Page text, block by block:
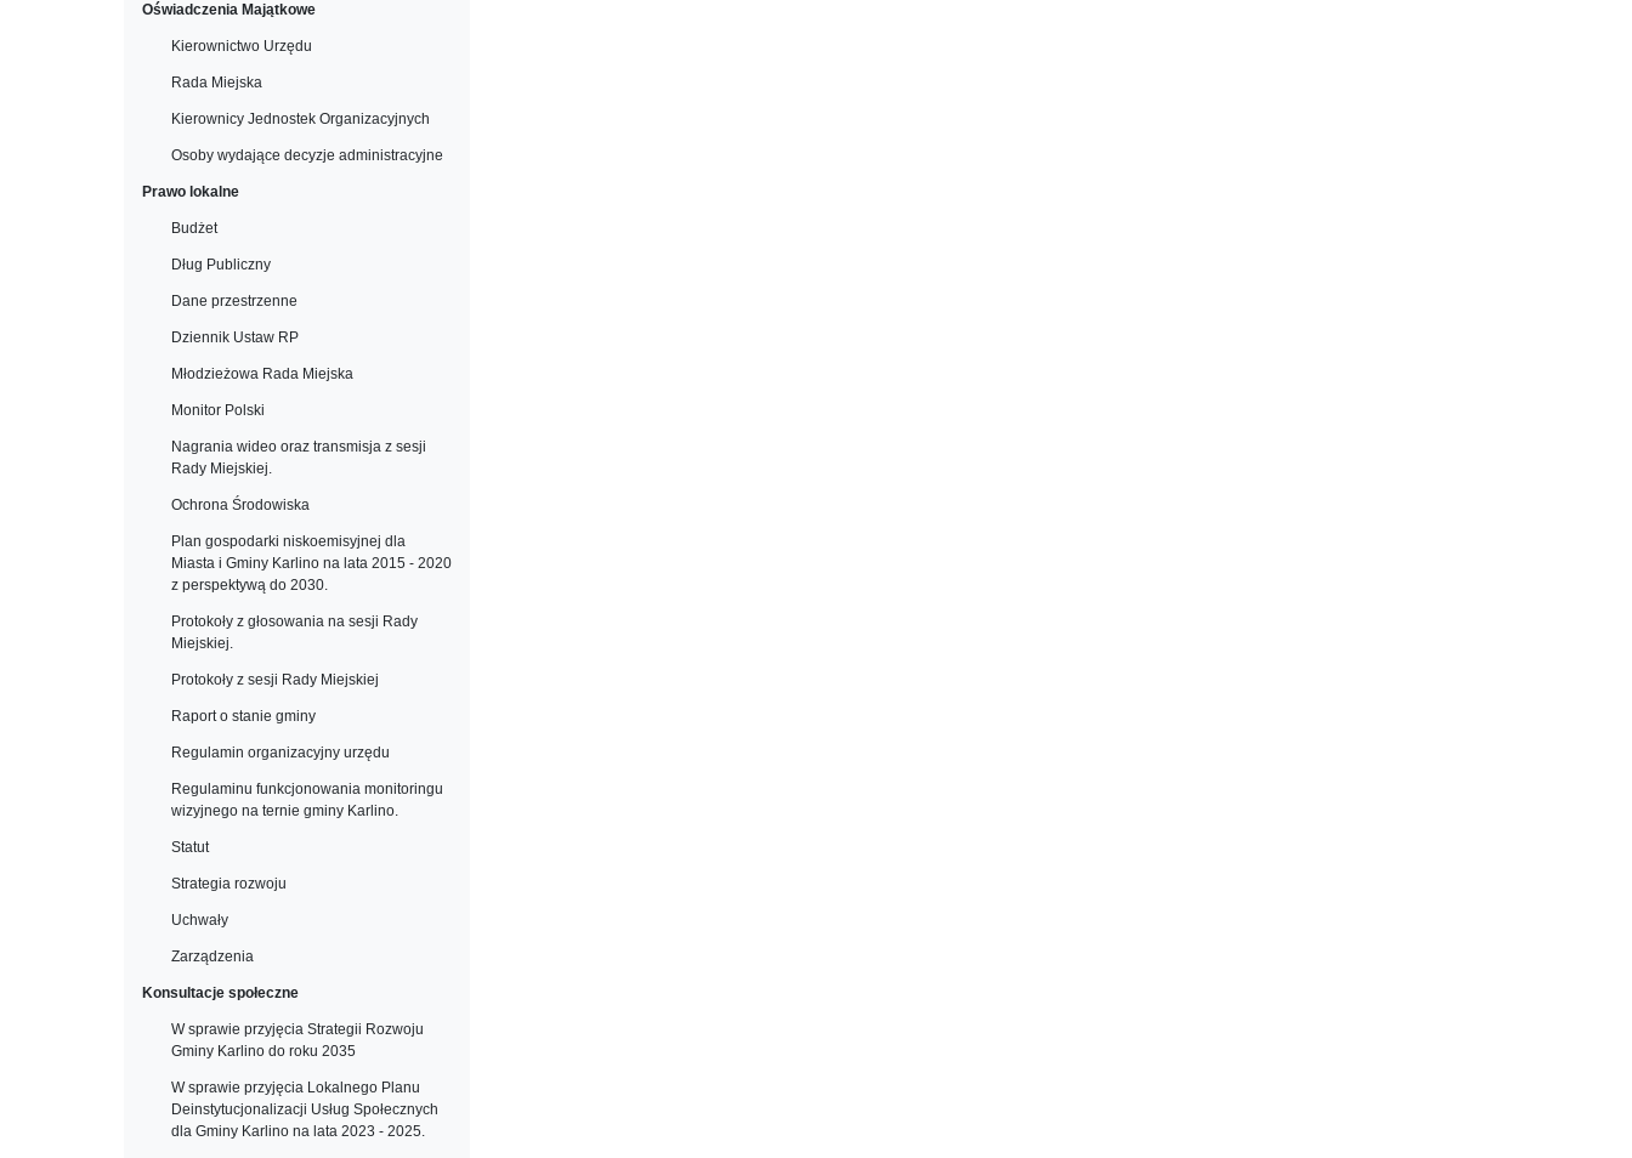
Oświadczenia Majątkowe
Kierownictwo Urzędu
Rada Miejska
Kierownicy Jednostek Organizacyjnych
Osoby wydające decyzje administracyjne
Prawo lokalne
Budżet
Dług Publiczny
Dane przestrzenne
Dziennik Ustaw RP
Młodzieżowa Rada Miejska
Monitor Polski
Nagrania wideo oraz transmisja z sesji
Rady Miejskiej.
Ochrona Środowiska
Plan gospodarki niskoemisyjnej dla
Miasta i Gminy Karlino na lata 2015 - 2020
z perspektywą do 2030.
Protokoły z głosowania na sesji Rady
Miejskiej.
Protokoły z sesji Rady Miejskiej
Raport o stanie gminy
Regulamin organizacyjny urzędu
Regulaminu funkcjonowania monitoringu
wizyjnego na ternie gminy Karlino.
Statut
Strategia rozwoju
Uchwały
Zarządzenia
Konsultacje społeczne
W sprawie przyjęcia Strategii Rozwoju
Gminy Karlino do roku 2035
W sprawie przyjęcia Lokalnego Planu
Deinstytucjonalizacji Usług Społecznych
dla Gminy Karlino na lata 2023 - 2025.